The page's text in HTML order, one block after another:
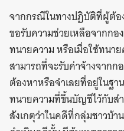
จากกรณีในทางปฏิบัติที่ผู้ต้อ
ขอรับความช่วยเหลือจากกอ
ทนายความ หรือเมื่อใช้ทนา
สามารถที่จะรับค่าจ้างจากก
ต้องหาหรือจำเลยที่อยู่ในฐ
ทนายความที่ขึ้นบัญชีไว้กับส
สังเกตุว่าในคดีที่กลุ่มชาวบ้